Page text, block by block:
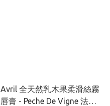
Avril 全天然乳木果柔滑絲霧
唇膏 - Peche De Vigne 法式